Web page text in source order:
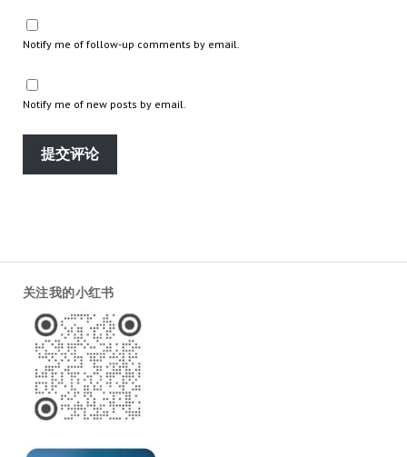
Notify me of follow-up comments by email.
Notify me of new posts by email.
关注我的小红书